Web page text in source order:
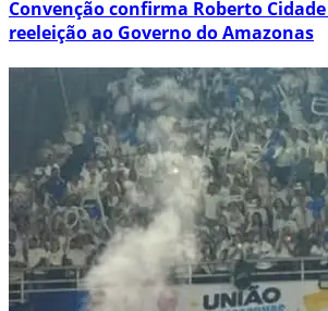
Convenção confirma Roberto
reeleição ao Governo do Amazonas